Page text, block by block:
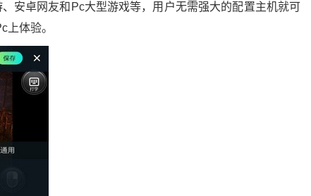
安卓网友和pc大型游戏等，用户无需强大的配置主机就可
体验。